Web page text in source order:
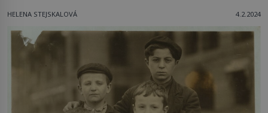
HELENA STEJSKALOVÁ 4.2.2024